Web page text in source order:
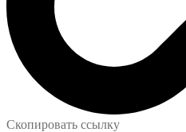
Скопировать ссылку